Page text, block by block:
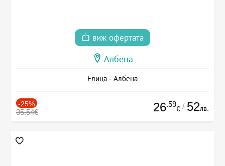
виж офертата
Албена
Елица - Албена
-25%
35.54€ 26.59
€ / 52лв.